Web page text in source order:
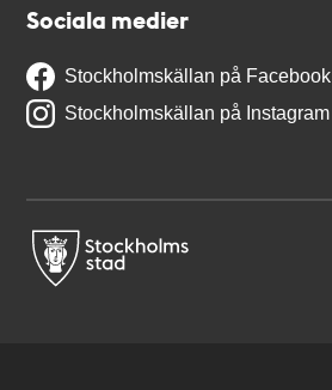
Sociala medier
Stockholmskällan på Facebook
Stockholmskällan på Instagram